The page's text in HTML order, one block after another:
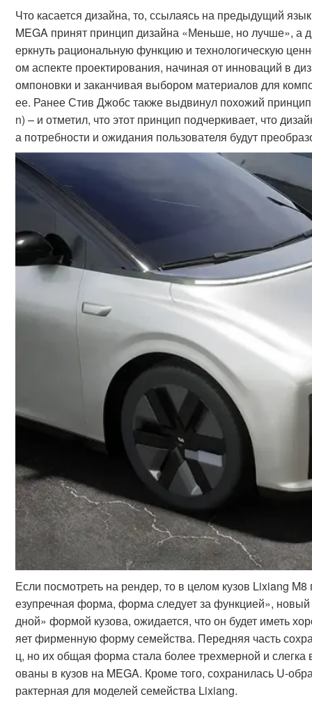
Что касается дизайна, то, ссылаясь на предыдущий
MEGA принят принцип дизайна «Меньше, но лучше», а
еркнуть рациональную функцию и технологическую
ом аспекте проектирования, начиная от инноваций в
омпоновки и заканчивая выбором материалов для
ее. Ранее Стив Джобс также выдвинул похожий
n) – и отметил, что этот принцип подчеркивает, что
а потребности и ожидания пользователя будут
Если посмотреть на рендер, то в целом кузов Lixiang
езупречная форма, форма следует за функцией»,
дной» формой кузова, ожидается, что он будет иметь
яет фирменную форму семейства. Передняя часть
ц, но их общая форма стала более трехмерной и слегка
ованы в кузов на MEGA. Кроме того, сохранилась U-
рактерная для моделей семейства Lixiang.